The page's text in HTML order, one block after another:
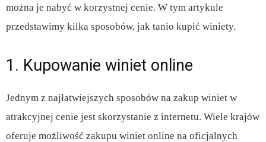
można je nabyć w korzystnej cenie. W tym artykule
przedstawimy kilka sposobów, jak tanio kupić winiety.
1. Kupowanie winiet online
Jednym z najłatwiejszych sposobów na zakup winiet w
atrakcyjnej cenie jest skorzystanie z internetu. Wiele krajów
oferuje możliwość zakupu winiet online na oficjalnych